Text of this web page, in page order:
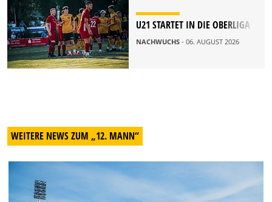
U21 STARTET IN DIE OBERLIGA
NACHWUCHS - 06. AUGUST 2026
WEITERE NEWS ZUM „12. MANN“